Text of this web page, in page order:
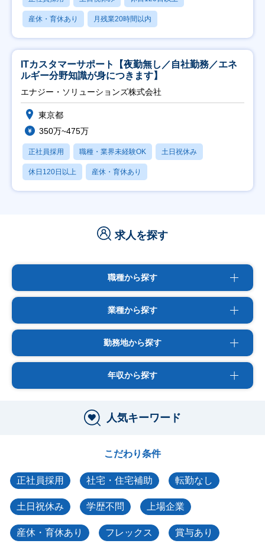
産休・育休あり 月残業20時間以内
ITカスタマーサポート【夜勤無し／自社勤務／エネ
ルギー分野知識が身につきます】
エナジー・ソリューションズ株式会社
東京都
350万~475万
正社員採用 職種・業界未経験OK 土日祝休み
休日120日以上 産休・育休あり
求人を探す
職種から探す
業種から探す
勤務地から探す
年収から探す
人気キーワード
こだわり条件
正社員採用 社宅・住宅補助 転勤なし
土日祝休み 学歴不問 上場企業
産休・育休あり フレックス 賞与あり